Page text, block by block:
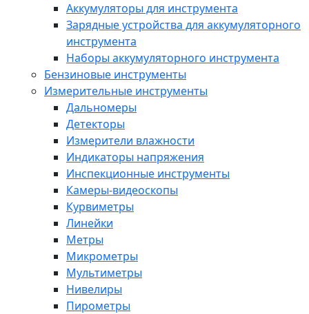
Аккумуляторы для инструмента
Зарядные устройства для аккумуляторного
инструмента
Наборы аккумуляторного инструмента
Бензиновые инструменты
Измерительные инструменты
Дальномеры
Детекторы
Измерители влажности
Индикаторы напряжения
Инспекционные инструменты
Камеры-видеоскопы
Курвиметры
Линейки
Метры
Микрометры
Мультиметры
Нивелиры
Пирометры